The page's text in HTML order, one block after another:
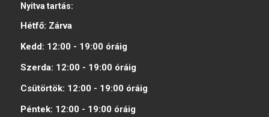
Nyitva tartás:
Hétfő: Zárva
Kedd: 12:00 - 19:00 óráig
Szerda: 12:00 - 19:00 óráig
Csütörtök: 12:00 - 19:00 óráig
Péntek: 12:00 - 19:00 óráig